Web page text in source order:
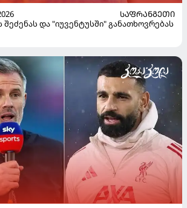
ᲡᲐᲤᲠᲐᲜᲒᲔᲗᲘ
შეძენას და "იუვენტუსში" განათხოვრებას